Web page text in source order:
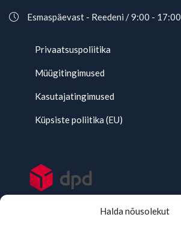
Halda nõusolekut
Esmaspäevast - Reedeni / 9:00 - 17:00
Privaatsuspoliitika
Müügitingimused
Kasutajatingimused
Küpsiste poliitika (EU)